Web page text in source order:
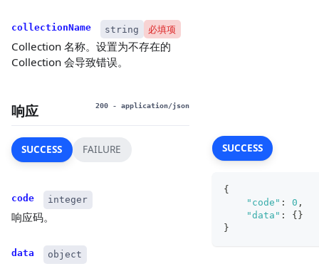
collectionName string 必填项
Collection 名称。设置为不存在的
Collection 会导致错误。
响应 200 - application/json
SUCCESS
code integer
响应码。
data object
FAILURE SUCCESS
{
"code" : 0 ,
"data" : {}
}